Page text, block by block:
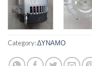
Category:ΔΥΝΑΜΟ